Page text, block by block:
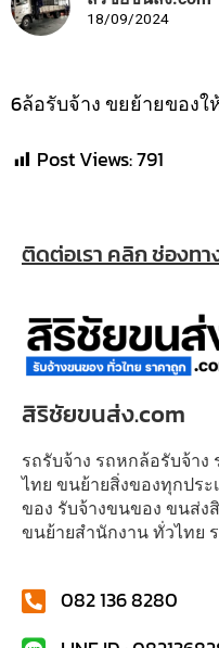
18/09/2024
6ล้อรับจ้าง ขยย้ายของ
Post Views:791
ติดต่อเรา คลิก ช่องทา
สิริชัยขนส่ง.com
รถรับจ้าง รถหกล้อรับจ้าง
ไทย ขนย้ายสิ่งของทุกประ
ของ รับจ้างขนของ ขนส่
ขนย้ายสำนักงาน ทั่วไทย
082 136 8280